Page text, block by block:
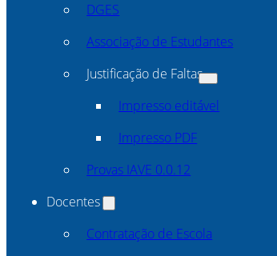
DGES
Associação de Estudantes
Justificação de Faltas
Impresso editável
Impresso PDF
Provas IAVE 0.0.12
Docentes
Contratação de Escola